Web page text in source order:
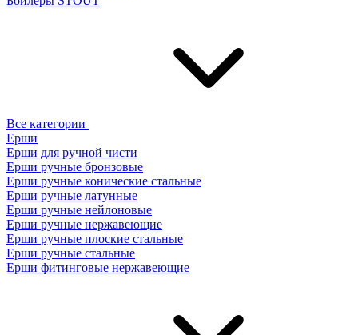
Все категории
Ерши
Ерши для ручной чисти
Ерши ручные бронзовые
Ерши ручные конические стальные
Ерши ручные латунные
Ерши ручные нейлоновые
Ерши ручные нержавеющие
Ерши ручные плоские стальные
Ерши ручные стальные
Ерши фитинговые нержавеющие